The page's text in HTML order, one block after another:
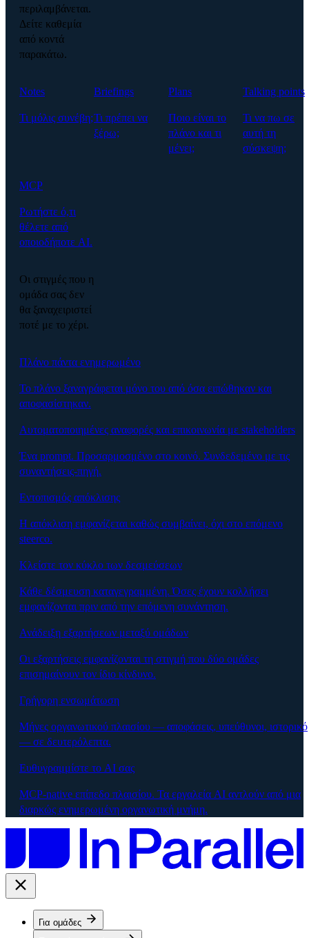
περιλαμβάνεται.
Δείτε καθεμία
από κοντά
παρακάτω.
Notes
Τι μόλις συνέβη;
Briefings
Τι πρέπει να
ξέρω;
Plans
Ποιο είναι το
πλάνο και τι
μένει;
Talking points
Τι να πω σε
αυτή τη
σύσκεψη;
MCP
Ρωτήστε ό,τι
θέλετε από
οποιοδήποτε AI.
Οι στιγμές που η
ομάδα σας δεν
θα ξαναχειριστεί
ποτέ με το χέρι.
Πλάνο πάντα ενημερωμένο
Το πλάνο ξαναγράφεται μόνο του από όσα ειπώθηκαν και
αποφασίστηκαν.
Αυτοματοποιημένες αναφορές και επικοινωνία με stakeholders
Ένα prompt. Προσαρμοσμένο στο κοινό. Συνδεδεμένο με τις
συναντήσεις-πηγή.
Εντοπισμός απόκλισης
Η απόκλιση εμφανίζεται καθώς συμβαίνει, όχι στο επόμενο
steerco.
Κλείστε τον κύκλο των δεσμεύσεων
Κάθε δέσμευση καταγεγραμμένη. Όσες έχουν κολλήσει
εμφανίζονται πριν από την επόμενη συνάντηση.
Ανάδειξη εξαρτήσεων μεταξύ ομάδων
Οι εξαρτήσεις εμφανίζονται τη στιγμή που δύο ομάδες
επισημαίνουν τον ίδιο κίνδυνο.
Γρήγορη ενσωμάτωση
Μήνες οργανωτικού πλαισίου — αποφάσεις, υπεύθυνοι, ιστορικό
— σε δευτερόλεπτα.
Ευθυγραμμίστε το AI σας
MCP-native επίπεδο πλαισίου. Τα εργαλεία AI αντλούν από μια
διαρκώς ενημερωμένη οργανωτική μνήμη.
Για ομάδες